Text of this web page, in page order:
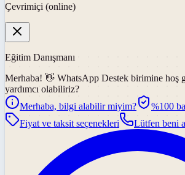
Çevrimiçi (online)
Eğitim Danışmanı
Merhaba! 👋 WhatsApp Destek birimine hoş
yardımcı olabiliriz?
Merhaba, bilgi alabilir miyim?
%100
Fiyat ve taksit seçenekleri
Lütfen beni